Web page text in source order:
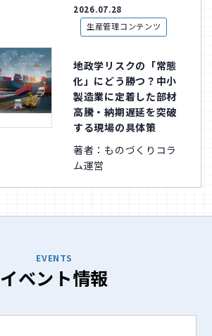
2026.07.28
生産管理コンテンツ
地政学リスクの「常態
化」にどう勝つ？中小
製造業に定着した部材
高騰・納期遅延を突破
する現場の具体策
著者：ものづくりコラ
ム運営
イベント情報
EVENTS